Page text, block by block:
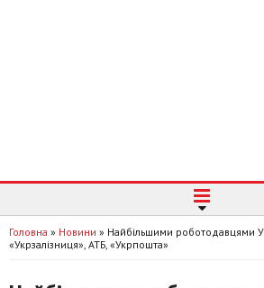
Головна » Новини » Найбільшими роботодавцями
«Укрзалізниця», АТБ, «Укрпошта»